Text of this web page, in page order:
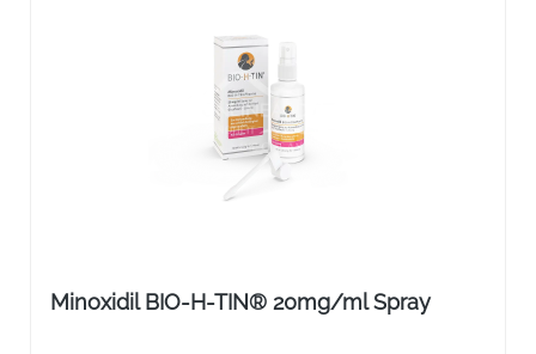
Minoxidil BIO-H-TIN® 20mg/ml Spray